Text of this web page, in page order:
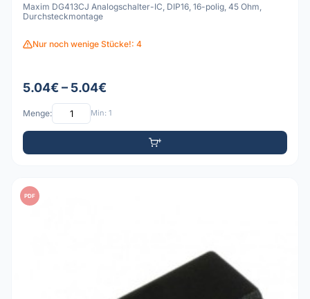
Maxim DG413CJ Analogschalter-IC, DIP16, 16-polig, 45 Ohm,
Durchsteckmontage
Nur noch wenige Stücke!: 4
5.04€ – 5.04€
Menge: Min: 1
PDF